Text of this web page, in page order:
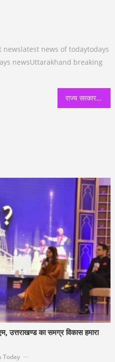
newslatest news of todaytodays
newsUttarakhand breaking
राज्य सरकार का पुतला फूंक कर प्रदर्शन किया
उत्तराखण्ड का समग्र विकास हमारा
Today